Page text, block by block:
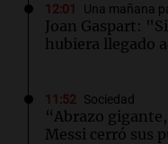
12:01 Una mañana
Joan Gaspart:
hubiera llegado
11:52 Sociedad
“Abrazo
Messi cerró sus